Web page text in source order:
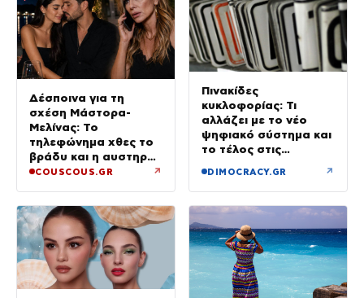
Δέσποινα για τη
σχέση Μάστορα-
Μελίνας: Το
τηλεφώνημα χθες το
βράδυ και η αυστηρή
προειδοποίηση
COUSCOUS.GR ↗
Πινακίδες
κυκλοφορίας: Τι
αλλάζει με το νέο
ψηφιακό σύστημα και
το τέλος στις
DIMOCRACY.GR ↗